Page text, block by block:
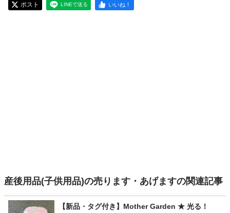
ポスト LINEで送る いいね！
産後用品(子供用品)の売ります・あげますの関連記事
【新品・タグ付き】Mother Garden ★ 光る！